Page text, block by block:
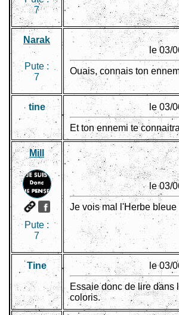
7
Narak
Pute :
7
le 03/
Ouais, connais ton
tine le 03/
Et ton ennemi te
Mill
Pute :
7
le 03/
Je vois mal l'Herbe bleue
Tine le 03/
Essaie donc de lire dans
coloris.